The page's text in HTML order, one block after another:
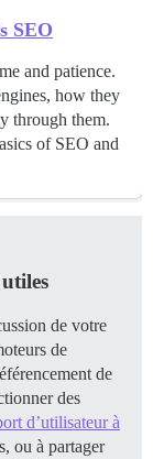
SEO
and patience.
how they
through them.
of SEO and
de votre
de
de
des
d’utilisateur à
ou à partager